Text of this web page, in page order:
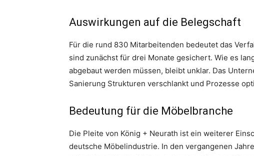
Auswirkungen auf die Belegschaft
Für die rund 830 Mitarbeitenden bedeutet das
sind zunächst für drei Monate gesichert. Wie es
abgebaut werden müssen, bleibt unklar. Das
Sanierung Strukturen verschlankt und Prozesse
Bedeutung für die Möbelbranche
Die Pleite von König + Neurath ist ein weiterer
deutsche Möbelindustrie. In den vergangenen